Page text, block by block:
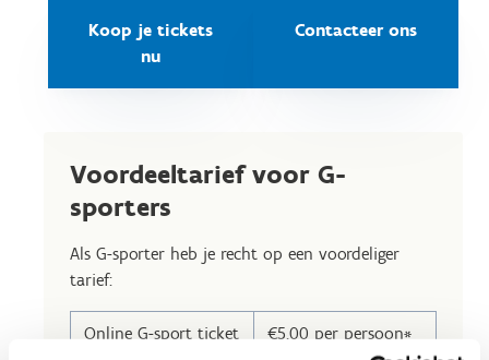
Koop je tickets
nu
Contacteer ons
Voordeeltarief voor G-
sporters
Als G-sporter heb je recht op een voordeliger
tarief:
Online G-sport ticket €5,00 per persoon*